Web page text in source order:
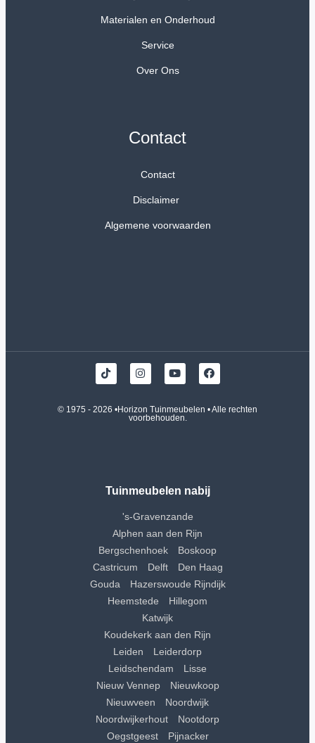
Materialen en Onderhoud
Service
Over Ons
Contact
Contact
Disclaimer
Algemene voorwaarden
© 1975 - 2026 •Horizon Tuinmeubelen • Alle rechten
voorbehouden.
Tuinmeubelen nabij
's-Gravenzande
Alphen aan den Rijn
Bergschenhoek
Boskoop
Castricum
Delft
Den Haag
Gouda
Hazerswoude Rijndijk
Heemstede
Hillegom
Katwijk
Koudekerk aan den Rijn
Leiden
Leiderdorp
Leidschendam
Lisse
Nieuw Vennep
Nieuwkoop
Nieuwveen
Noordwijk
Noordwijkerhout
Nootdorp
Oegstgeest
Pijnacker